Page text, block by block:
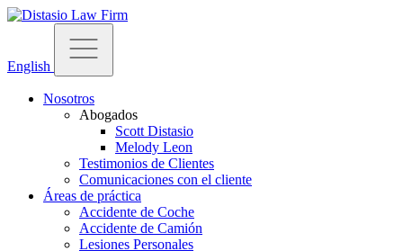
English
Nosotros
Abogados
Scott Distasio
Melody Leon
Testimonios de Clientes
Comunicaciones con el cliente
Áreas de práctica
Accidente de Coche
Accidente de Camión
Lesiones Personales